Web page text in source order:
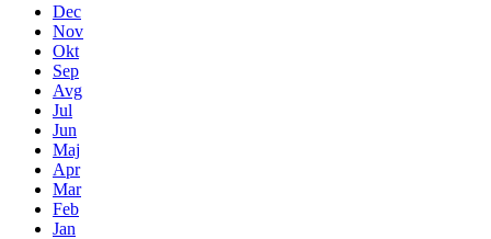
Dec
Nov
Okt
Sep
Avg
Jul
Jun
Maj
Apr
Mar
Feb
Jan